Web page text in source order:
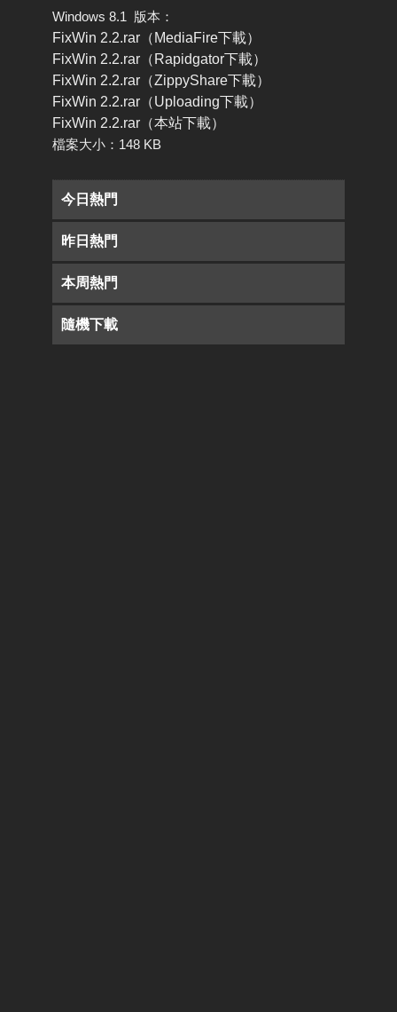
Windows 8.1 版本：
FixWin 2.2.rar（MediaFire下載）
FixWin 2.2.rar（Rapidgator下載）
FixWin 2.2.rar（ZippyShare下載）
FixWin 2.2.rar（Uploading下載）
FixWin 2.2.rar（本站下載）
檔案大小：148 KB
今日熱門
昨日熱門
本周熱門
隨機下載